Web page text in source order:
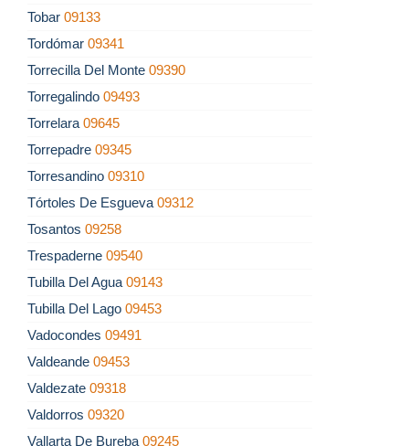
Tobar 09133
Tordómar 09341
Torrecilla Del Monte 09390
Torregalindo 09493
Torrelara 09645
Torrepadre 09345
Torresandino 09310
Tórtoles De Esgueva 09312
Tosantos 09258
Trespaderne 09540
Tubilla Del Agua 09143
Tubilla Del Lago 09453
Vadocondes 09491
Valdeande 09453
Valdezate 09318
Valdorros 09320
Vallarta De Bureba 09245